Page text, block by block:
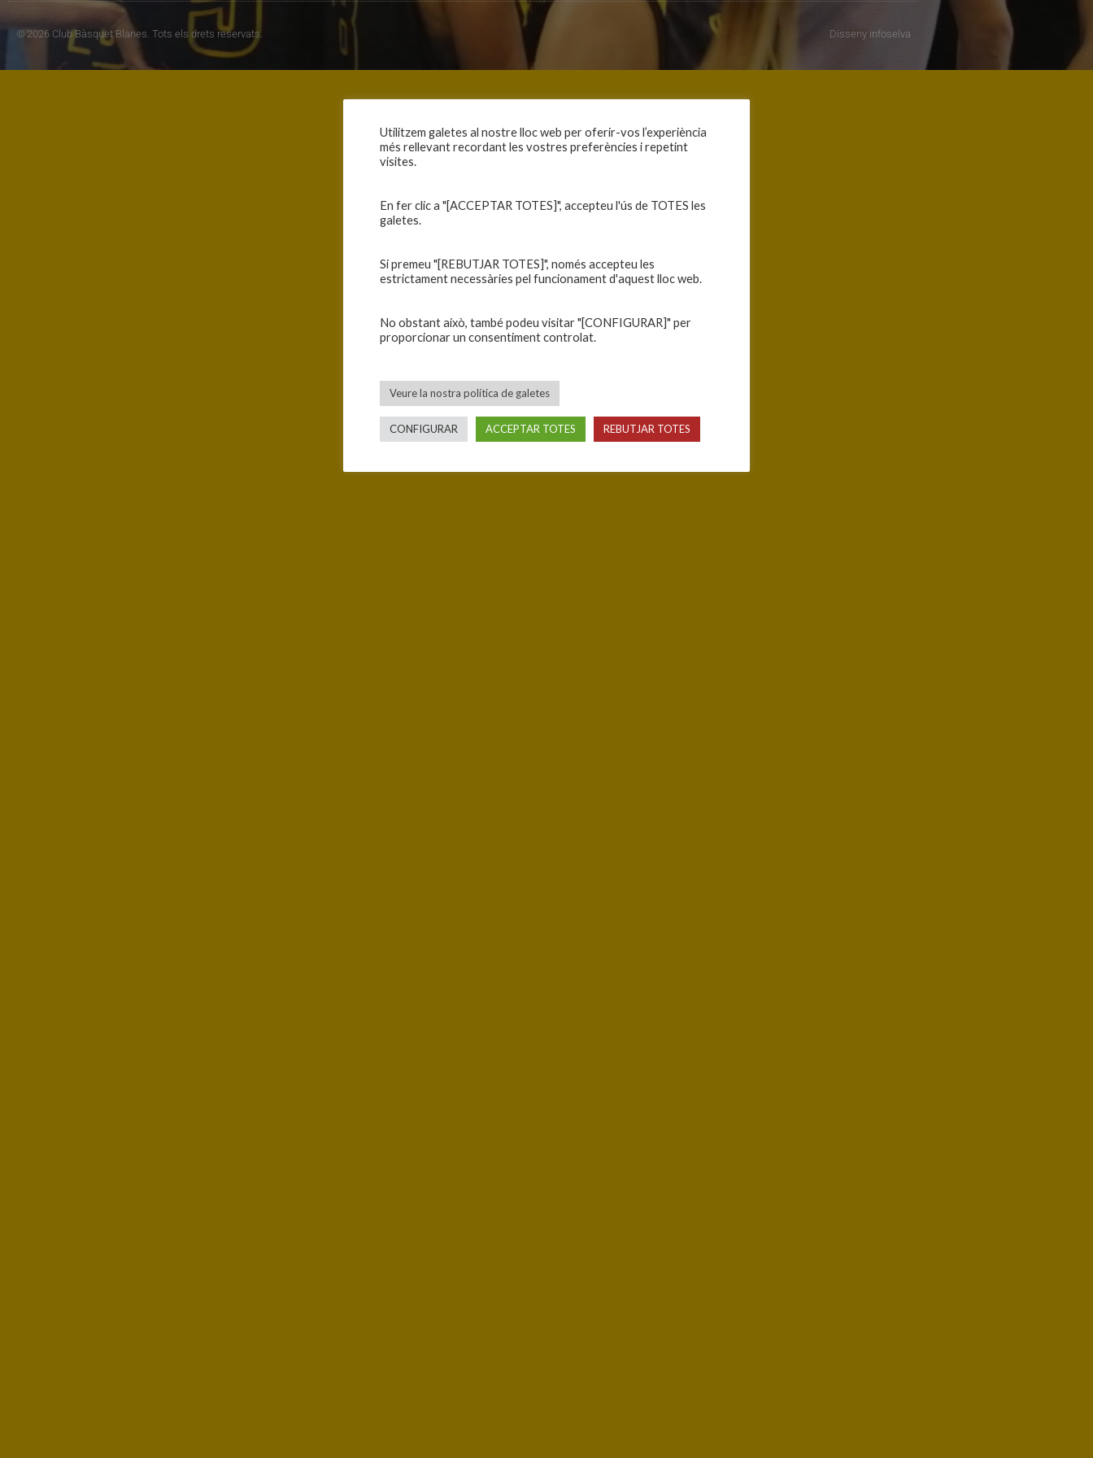
© 2026 Club Bàsquet Blanes. Tots els drets reservats. Disseny infoselva
Utilitzem galetes al nostre lloc web per oferir-vos l’experiència
més rellevant recordant les vostres preferències i repetint
visites.
En fer clic a "[ACCEPTAR TOTES]", accepteu l'ús de TOTES les
galetes.
Si premeu "[REBUTJAR TOTES]", només accepteu les
estrictament necessàries pel funcionament d'aquest lloc web.
No obstant això, també podeu visitar "[CONFIGURAR]" per
proporcionar un consentiment controlat.
Veure la nostra política de galetes
CONFIGURAR ACCEPTAR TOTES REBUTJAR TOTES